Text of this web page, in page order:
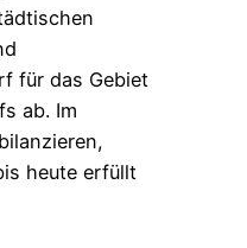
für das Gebiet
ab. Im
heute erfüllt